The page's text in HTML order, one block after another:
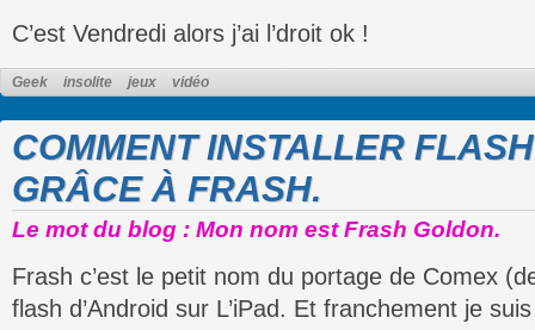
C’est Vendredi alors j’ai l’droit ok !
Geek insolite jeux vidéo
COMMENT INSTALLER
GRÂCE À FRASH.
Le mot du blog : Mon nom est Frash Goldon.
Frash c’est le petit nom du portage de Comex
flash d’Android sur L’iPad. Et franchement je